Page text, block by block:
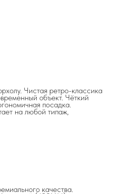
Чистая ретро-классика
объект. Чёткий
посадка.
на любой типаж,
качества.